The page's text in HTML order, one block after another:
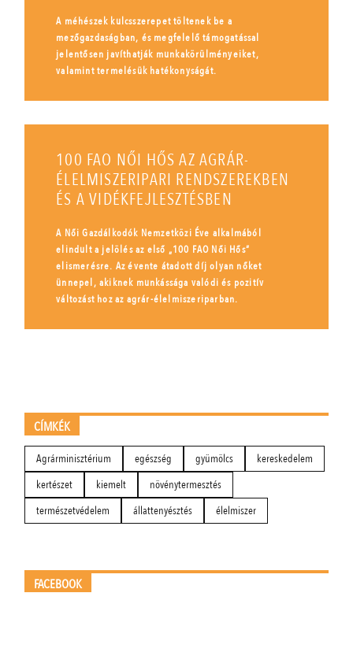
A méhészek kulcsszerepet töltenek be a
mezőgazdaságban, és megfelelő támogatással
jelentősen javíthatják munkakörülményeiket,
valamint termelésük hatékonyságát.
100 FAO NŐI HŐS AZ AGRÁR-
ÉLELMISZERIPARI RENDSZEREKBEN
ÉS A VIDÉKFEJLESZTÉSBEN
A Női Gazdálkodók Nemzetközi Éve alkalmából
elindult a jelölés az első „100 FAO Női Hős”
elismerésre. Az évente átadott díj olyan nőket
ünnepel, akiknek munkássága valódi és pozitív
változást hoz az agrár-élelmiszeriparban.
CÍMKÉK
Agrárminisztérium egészség gyümölcs
kereskedelem
kertészet
kiemelt
növénytermesztés
természetvédelem
állattenyésztés élelmiszer
FACEBOOK